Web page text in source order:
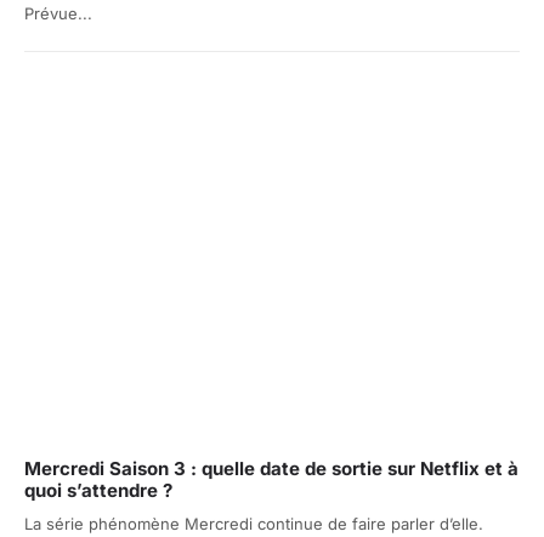
Prévue...
Mercredi Saison 3 : quelle date de sortie sur Netflix et à
quoi s’attendre ?
La série phénomène Mercredi continue de faire parler d’elle.